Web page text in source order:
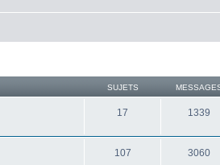
SUJETS
17 1339
107 3060